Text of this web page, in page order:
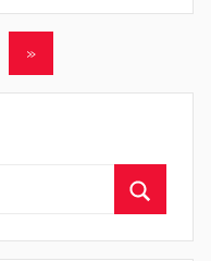
Artigos
seguintes
»